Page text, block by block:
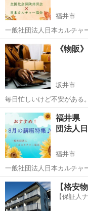
福井市
一般社団法人日本カルチャ
の企画講座の開催をしてお
ております。 下記のURLを
ることができ、 24時...
福井 福井市 生活
《物販
坂井市
毎日忙しいけど不安がある
る会社員の方でも月２、3
販をおしえております。
ださい。
福井 坂井市 生活
福井県
団法人
福井市
一般社団法人日本カルチャー協
すめ講座の開催をしております。 その他、下記の様々な
行っておりますので、 宜しくお願い
座】オン...
福井 福井市 生活
【格安
【保証人